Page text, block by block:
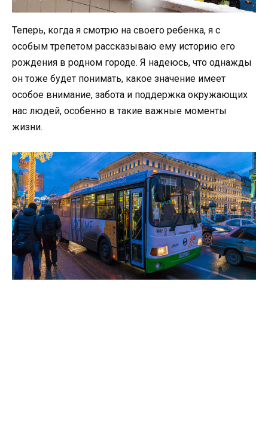
Теперь, когда я смотрю на своего ребенка, я с
особым трепетом рассказываю ему историю его
рождения в родном городе. Я надеюсь, что однажды
он тоже будет понимать, какое значение имеет
особое внимание, забота и поддержка окружающих
нас людей, особенно в такие важные моменты
жизни.